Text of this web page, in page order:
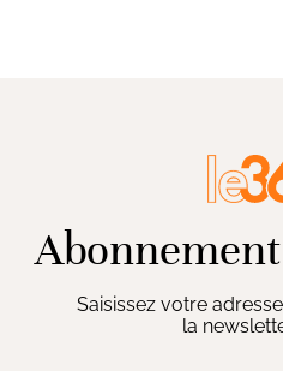
Saisissez votre
la